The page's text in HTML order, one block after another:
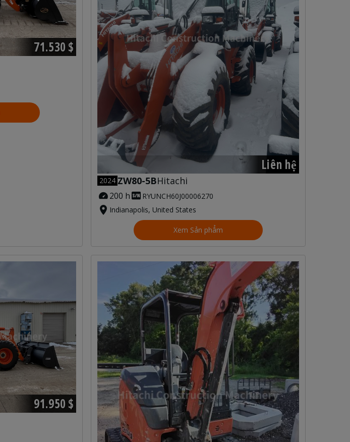
71.530 $
Liên hệ
2024 ZW80-5BHitachi
200 h
RYUNCH60J00006270
Indianapolis, United States
Xem Sản phẩm
91.950 $